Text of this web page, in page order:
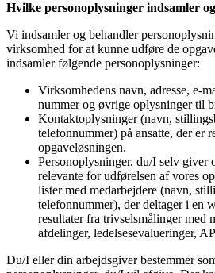
Hvilke personoplysninger indsamler
Vi indsamler og behandler
virksomhed for at kunne udføre de
indsamler følgende personoplysninger:
Virksomhedens navn, adresse, e-
nummer og øvrige oplysninger til
Kontaktoplysninger (navn,
telefonnummer) på ansatte, der er
opgaveløsningen.
Personoplysninger, du/I selv giver
relevante for udførelsen af vores
lister med medarbejdere (navn,
telefonnummer), der deltager i en
resultater fra trivselsmålinger med
afdelinger, ledelsesevalueringer,
Du/I eller din arbejdsgiver bestemmer